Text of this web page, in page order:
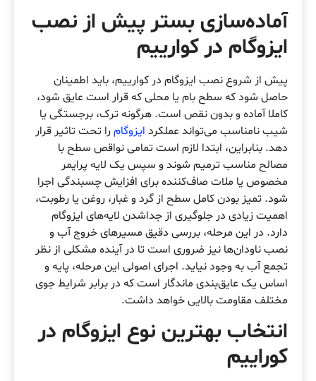
آماده‌سازی بستر پیش از نصب
ایزوگام در کوارییم
پیش از شروع نصب ایزوگام در کوارییم، باید اطمینان
حاصل شود که سطح بام یا محلی که قرار است عایق شود،
کاملا آماده و بدون نقص است. هرگونه ترک، برجستگی یا
شیب نامناسب می‌تواند عملکرد ایزوگامرا تحت تاثیر قرار
دهد. بنابراین، ابتدا لازم است تمامی نواقص سطح با
مصالح مناسب ترمیم شوند و سپس یک لایه پرایمر
مخصوص یا ملات صاف‌کننده برای افزایش چسبندگی اجرا
شود. تمیز بودن کامل سطح از گرد و غبار، روغن یا رطوبت،
اهمیت زیادی در جلوگیری از جداشدن لایه‌های ایزوگام
دارد. در این مرحله، بررسی دقیق مسیرهای خروج آب و
نصب ناودان‌ها نیز ضروری است تا در آینده مشکلی از نظر
تجمع آب به وجود نیاید. اجرای اصولی این مرحله، پایه و
اساس یک عایق‌بندی ماندگار است که در برابر شرایط جوی
مختلف مقاومت بالایی خواهد داشت.
انتخاب بهترین نوع ایزوگام در
کوراییم